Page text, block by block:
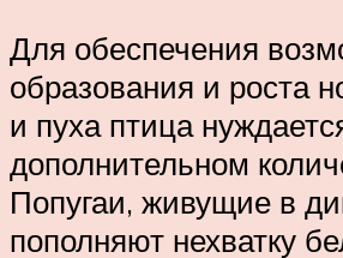
Для обеспечения
образования и роста
и пуха птица
дополнительном
Попугаи, живущие в
пополняют нехватку